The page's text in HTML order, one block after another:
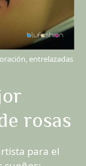
entrelazadas
rosas
para el